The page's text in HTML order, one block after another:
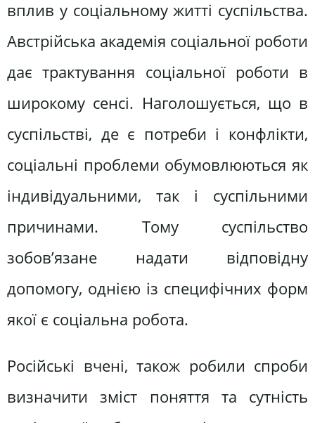
вплив у соціальному житті суспільства.
Австрійська академія соціальної роботи
дає трактування соціальної роботи в
широкому сенсі. Наголошується, що в
суспільстві, де є потреби і конфлікти,
соціальні проблеми обумовлюються як
індивідуальними, так і суспільними
причинами. Тому суспільство
зобов’язане надати відповідну
допомогу, однією із специфічних форм
якої є соціальна робота.
Російські вчені, також робили спроби
визначити зміст поняття та сутність